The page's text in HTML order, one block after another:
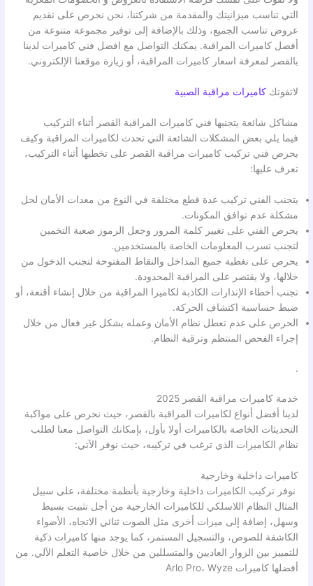
التي تناسب ميزانيتك والمقدمة من شركتنا، نحن نحرص على تقديم
عروض تناسب الجميع، وذلك بالإضافة إلى توفير مجموعة متنوعة من
أفضل كاميرات المراقبة. يمكنك التواصل مع افضل فني كاميرات لدينا
بالقصر لمعرفة اسعار كاميرات المراقبة، أو زيارة موقعنا الإلكتروني.
لاتفوتككاميرات مراقبة الصبية
مشاكل شائعة يتجنبها فني كاميرات المراقبة القصر أثناء التركيب
فيما يلي بعض المشكلات الشائعة التي تحدث لكاميرات المراقبة وكيف
يحرص فني تركيب كاميرات مراقبة القصر على تخطيها أثناء التركيب،
تعرف عليها:
يتجنب الفني تركيب عدة قطع مختلفة في النوع من معدات الأمان لحل
مشكلة عدم توافق المكونات.
يحرص الفني على تغيير كلمة المرور وجعل الرموز صعبة التخمين
لتجنب تسرب المعلومات الخاصة بالمستخدمين.
يحرص على تغطية جميع المداخل والنقاط المفتوحة لتجنب الدخول من
خلالها، ولا يقتصر على المراقبة المحدودة.
تجنب أخطاء الإنذارات الكاذبة لكاميرا المراقبة من خلال إنشاء أقنعة، أو
ضبط حساسية اكتشاف الحركة.
الحرص على عدم تعطل نظام الأمان وعمله بشكل غير فعال من خلال
إجراء الفحص المنتظم وترقية النظام.
.
خدمة كاميرات مراقبة القصر 2025
لدينا أفضل أنواع لكاميرات المراقبة بالقصر، حيث نحرص على مواكبة
التحديثات الخاصة بالكاميرات أولا بأول، بإمكانك التواصل معنا لطلب
نظام الكاميرات الذي ترغب في تركيبه، حيث نوفر الآتي:
كاميرات داخلية وخارجية
نوفر تركيب الكاميرات داخلية وخارجية بأنظمة مختلفة، على سبيل
المثال النظام اللاسلكي للكاميرات الخارجية من أجل تثبيت بسيط
وسهل، إضافة إلى ميزات أخرى مثل الصوت ثنائي الاتجاه، الأضواء
الكاشفة للصوص، والتسجيل المستمر، كما يوجد منها كاميرات ذكية
للتمييز بين الزوار العاديين والمتسللين من خلال خاصية التعلم الآلي. من
أفضلها كاميرات Arlo Pro، Wyze